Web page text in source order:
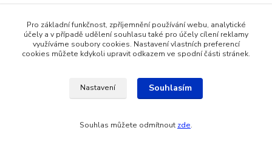
www.czdeti.cz
email: info@czdeti.cz
Eshop-rychle.cz
Pro základní funkčnost, zpříjemnění používání webu, analytické
účely a v případě udělení souhlasu také pro účely cílení reklamy
využíváme soubory cookies. Nastavení vlastních preferencí
cookies můžete kdykoli upravit odkazem ve spodní části stránek.
Nastavení Souhlasím
Souhlas můžete odmítnout zde.